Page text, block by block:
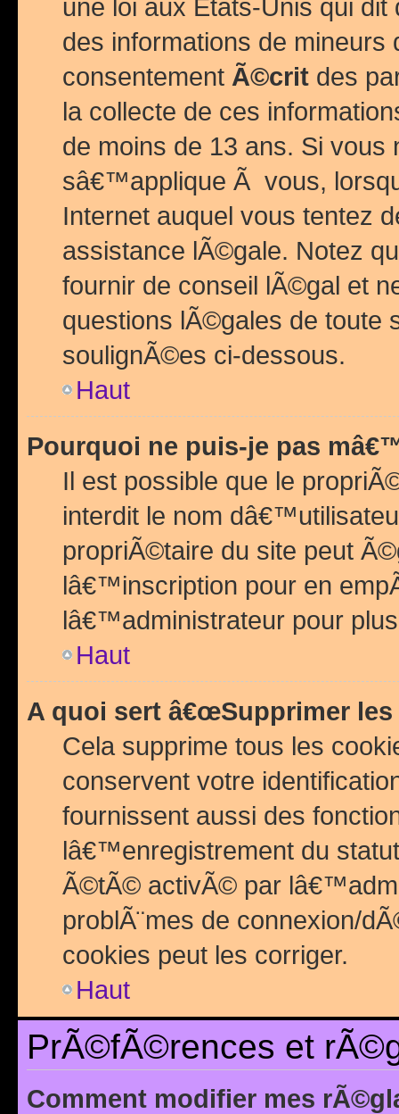
une loi aux Etats-Unis qui
des informations de mineurs
consentement Ã©crit des
la collecte de ces
de moins de 13 ans. Si
sâ€™applique Ã vous,
Internet auquel vous tentez
assistance lÃ©gale. Notez
fournir de conseil lÃ©gal et
questions lÃ©gales de
soulignÃ©es ci-dessous.
Haut
Pourquoi ne puis-je pas
Il est possible que le
interdit le nom
propriÃ©taire du site peut
lâ€™inscription pour en
lâ€™administrateur pour
Haut
A quoi sert â€œSupprimer les
Cela supprime tous les
conservent votre
fournissent aussi des
lâ€™enregistrement du
Ã©tÃ© activÃ© par
problÃ¨mes de connexion/
cookies peut les corriger.
Haut
PrÃ©fÃ©rences et
Comment modifier mes